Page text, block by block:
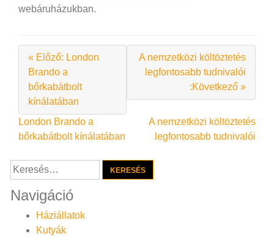
webáruházukban.
« Előző: London
Brando a
bőrkabátbolt
kínálatában
A nemzetközi költöztetés
legfontosabb tudnivalói
:Következő »
Bejegyzés
navigáció
London Brando a
bőrkabátbolt kínálatában
A nemzetközi költöztetés
legfontosabb tudnivalói
Keresés:
Navigáció
Háziállatok
Kutyák